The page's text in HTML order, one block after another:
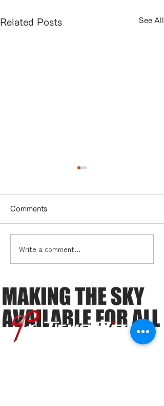
Related Posts See All
ドローンビジネス「オセ
ーン事業者の必須知識
―「ガイアの夜明け」で
も注目！ドローンビジネ
Comments
Write a comment...